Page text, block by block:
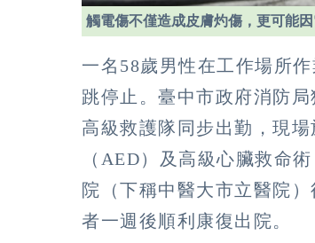
觸電傷不僅造成皮膚灼傷，更可能
一名58歲男性在工作場所
跳停止。臺中市政府消防
高級救護隊同步出勤，現
（AED）及高級心臟救命
院（下稱中醫大市立醫院
者一週後順利康復出院。